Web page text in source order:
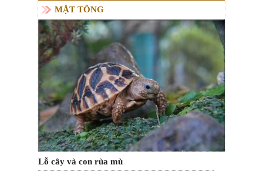
MẬT TÔNG
Lỗ cây và con rùa mù